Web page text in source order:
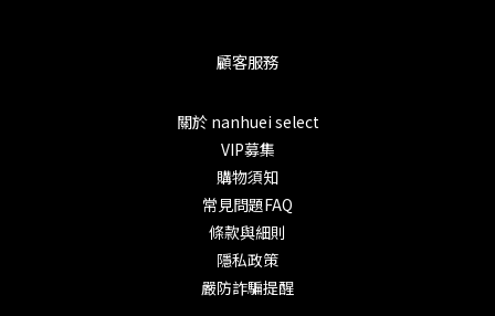
顧客服務
關於 nanhuei select
VIP募集
購物須知
常見問題FAQ
條款與細則
隱私政策
嚴防詐騙提醒